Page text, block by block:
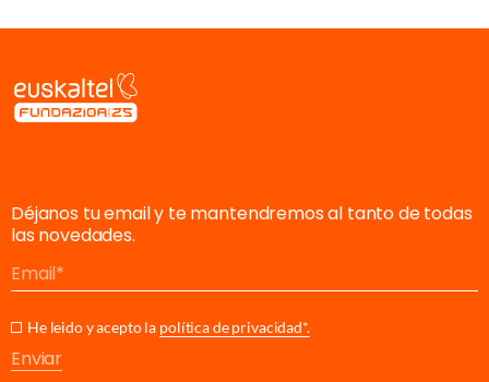
Déjanos tu email y te mantendremos al tanto de todas
las novedades.
Email
He leido y acepto la política de privacidad*.
Enviar